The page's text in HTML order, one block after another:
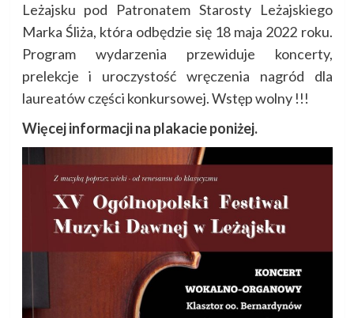
Leżajsku pod Patronatem Starosty Leżajskiego
Marka Śliża, która odbędzie się 18 maja 2022 roku.
Program wydarzenia przewiduje koncerty,
prelekcje i uroczystość wręczenia nagród dla
laureatów części konkursowej. Wstęp wolny !!!
Więcej informacji na plakacie poniżej.